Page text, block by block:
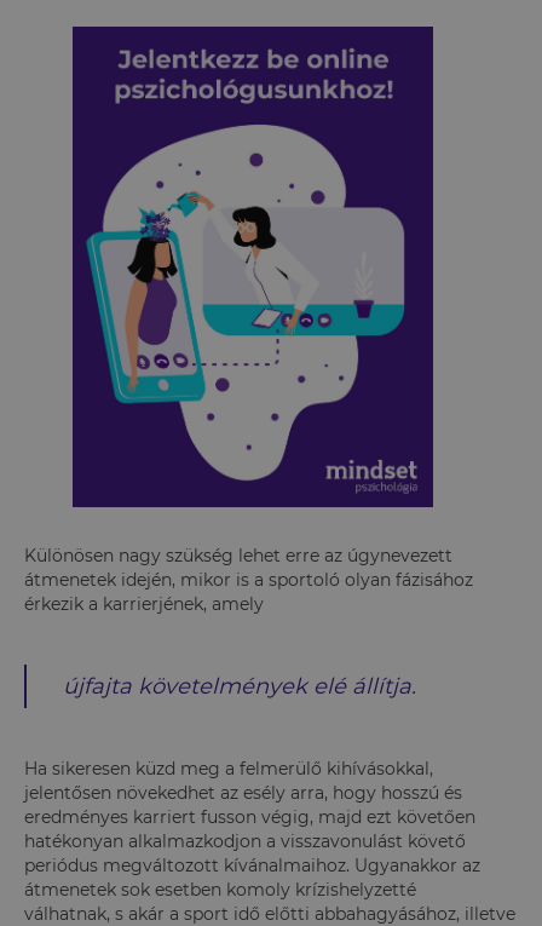
Különösen nagy szükség lehet erre az úgynevezett
átmenetek idején, mikor is a sportoló olyan fázisához
érkezik a karrierjének, amely
újfajta követelmények elé állítja.
Ha sikeresen küzd meg a felmerülő kihívásokkal,
jelentősen növekedhet az esély arra, hogy hosszú és
eredményes karriert fusson végig, majd ezt követően
hatékonyan alkalmazkodjon a visszavonulást követő
periódus megváltozott kívánalmaihoz. Ugyanakkor az
átmenetek sok esetben komoly krízishelyzetté
válhatnak, s akár a sport idő előtti abbahagyásához, illetve